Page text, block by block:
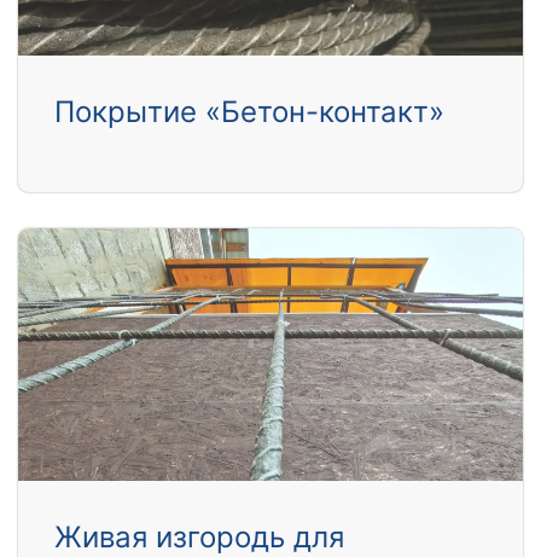
Покрытие «Бетон-контакт»
Живая изгородь для